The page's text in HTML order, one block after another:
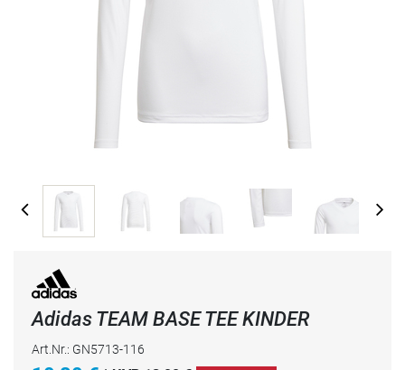
Adidas TEAM BASE TEE KINDER
Art.Nr.: GN5713-116